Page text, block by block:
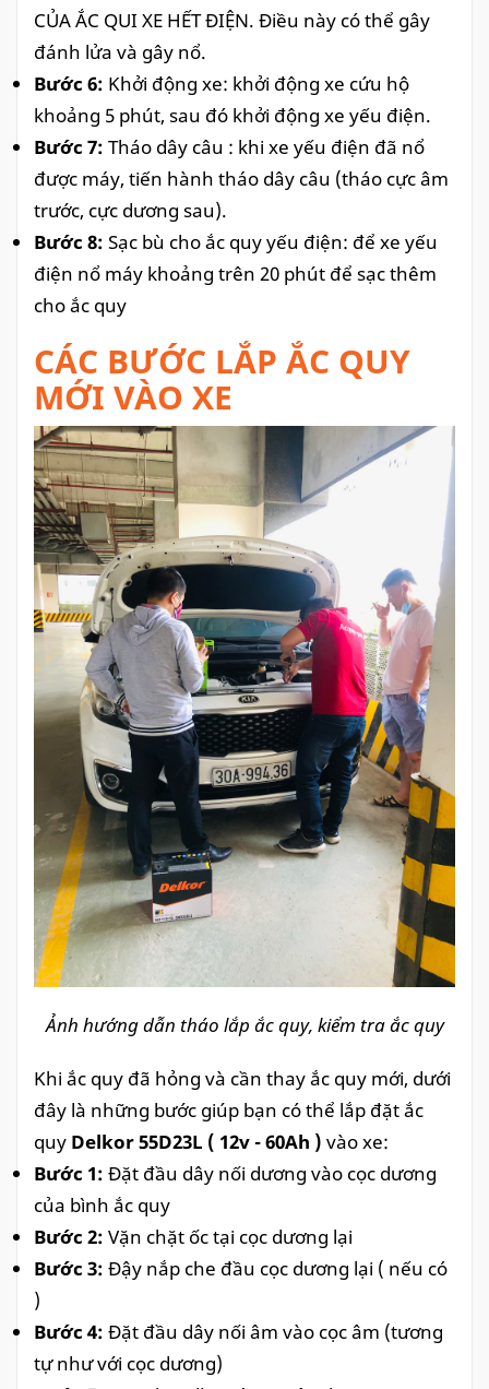
CỦA ẮC QUI XE HẾT ĐIỆN. Điều này có thể gây
đánh lửa và gây nổ.
Bước 6: Khởi động xe: khởi động xe cứu hộ
khoảng 5 phút, sau đó khởi động xe yếu điện.
Bước 7: Tháo dây câu : khi xe yếu điện đã nổ
được máy, tiến hành tháo dây câu (tháo cực âm
trước, cực dương sau).
Bước 8: Sạc bù cho ắc quy yếu điện: để xe yếu
điện nổ máy khoảng trên 20 phút để sạc thêm
cho ắc quy
CÁC BƯỚC LẮP ẮC QUY
MỚI VÀO XE
Ảnh hướng dẫn tháo lắp ắc quy, kiểm tra ắc quy
Khi ắc quy đã hỏng và cần thay ắc quy mới, dưới
đây là những bước giúp bạn có thể lắp đặt ắc
quy Delkor 55D23L ( 12v - 60Ah ) vào xe:
Bước 1: Đặt đầu dây nối dương vào cọc dương
của bình ắc quy
Bước 2: Vặn chặt ốc tại cọc dương lại
Bước 3: Đậy nắp che đầu cọc dương lại ( nếu có
)
Bước 4: Đặt đầu dây nối âm vào cọc âm (tương
tự như với cọc dương)